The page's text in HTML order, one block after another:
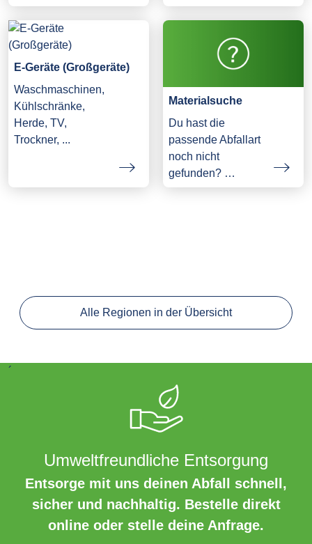
E-Geräte (Großgeräte)
Waschmaschinen,
Kühlschränke,
Herde, TV,
Trockner, ...
Materialsuche
Du hast die
passende Abfallart
noch nicht
gefunden? …
Alle Regionen in der Übersicht
´
Umweltfreundliche Entsorgung
Entsorge mit uns deinen Abfall schnell,
sicher und nachhaltig. Bestelle direkt
online oder stelle deine Anfrage.